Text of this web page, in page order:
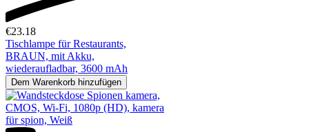
€23.18
Tischlampe für Restaurants,
BRAUN, mit Akku,
wiederaufladbar, 3600 mAh
Dem Warenkorb hinzufügen